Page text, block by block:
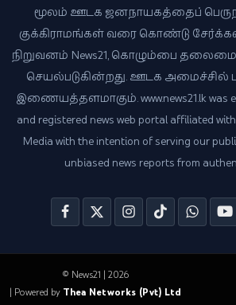
மூலம் ஊடக ஜனநாயகத்தைப்
குக்கிராமங்கள் வரை கொண்டு
நிறுவனம் News21, கொழும்பை
செயல்படுகின்றது. ஊடக அமைச்சில்
இணையத்தளமாகும். www.news21.lk was
and registered news web portal affiliated
Media with the intention of serving our
unbiased news reports from
© News21 | 2026
| Powered by Thea Networks (Pvt) Ltd